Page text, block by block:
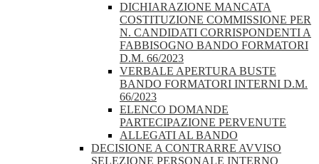
DICHIARAZIONE MANCATA
COSTITUZIONE COMMISSIONE PER
N. CANDIDATI CORRISPONDENTI A
FABBISOGNO BANDO FORMATORI
D.M. 66/2023
VERBALE APERTURA BUSTE
BANDO FORMATORI INTERNI D.M.
66/2023
ELENCO DOMANDE
PARTECIPAZIONE PERVENUTE
ALLEGATI AL BANDO
DECISIONE A CONTRARRE AVVISO
SELEZIONE PERSONALE INTERNO